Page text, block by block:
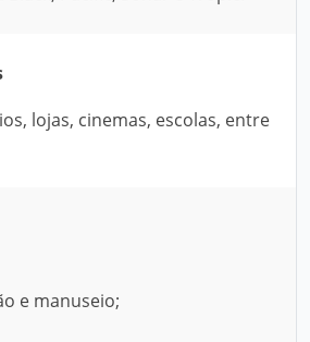
lojas, cinemas, escolas, entre
e manuseio;